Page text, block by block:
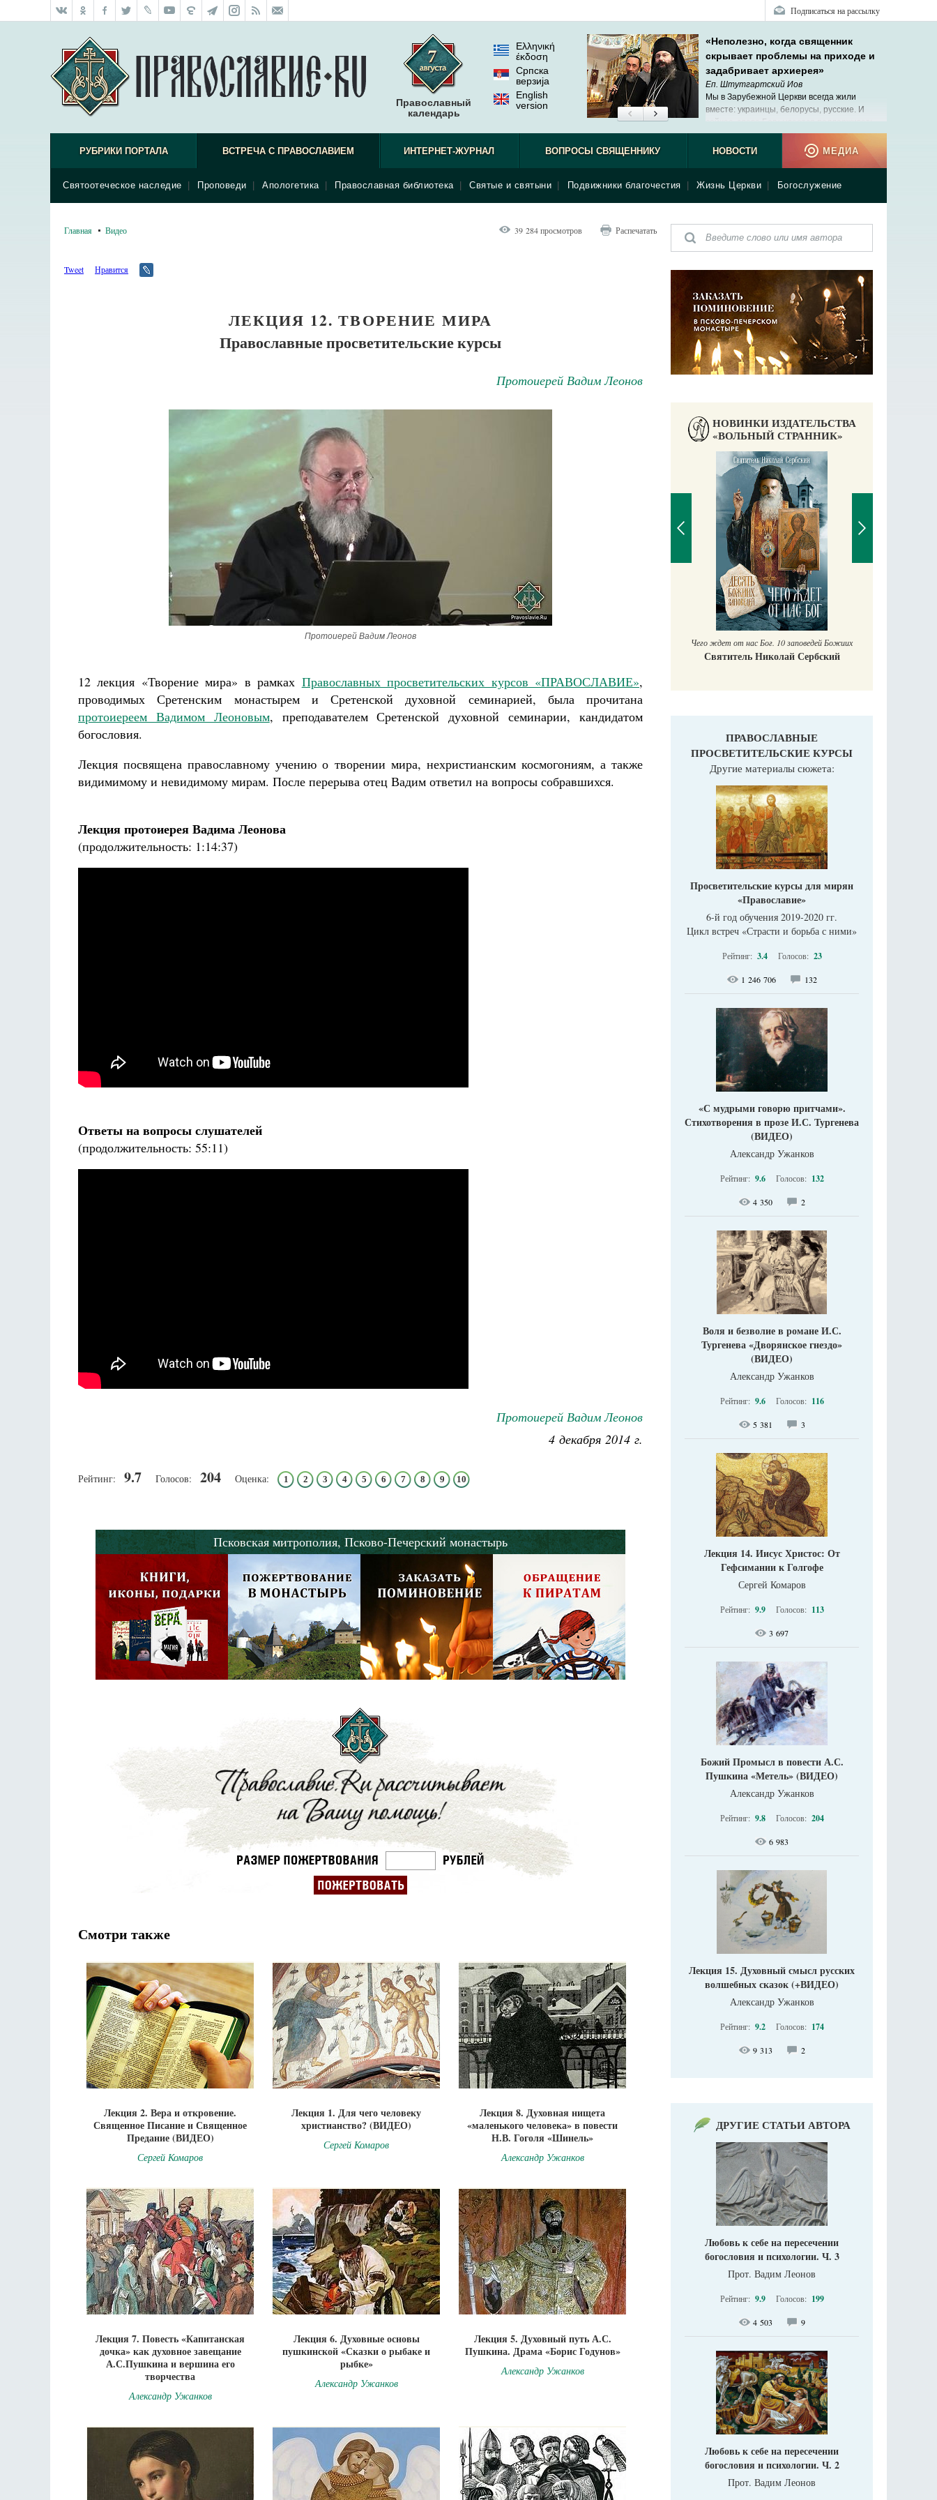
Подписаться на рассылку
Православный
календарь
Ελληνική
έκδοση
Српска
верзиjа
English
version
«Неполезно, когда священник
скрывает проблемы на приходе и
задабривает архиерея»
Еп. Штутгартский Иов
Мы в Зарубежной Церкви всегда жили
вместе: украинцы, белорусы, русские. И
эти теплые отношения.
РУБРИКИ ПОРТАЛА ВСТРЕЧА С ПРАВОСЛАВИЕМ
Святоотеческое наследие Проповеди Апологетика Православная библиотека Святые и святыни Подвижники благочестия Жизнь Церкви Богослужение
ИНТЕРНЕТ-ЖУРНАЛ ВОПРОСЫ СВЯЩЕННИКУ НОВОСТИ МЕДИА
Главная Видео 39 284 просмотров Распечатать
Tweet Нравится
ЛЕКЦИЯ 12. ТВОРЕНИЕ МИРА
Православные просветительские курсы
Протоиерей Вадим Леонов
Протоиерей Вадим Леонов
12 лекция «Творение мира» в рамках Православных просветительских курсов «ПРАВОСЛАВИЕ»,
проводимых Сретенским монастырем и Сретенской духовной семинарией, была прочитана
протоиереем Вадимом Леоновым, преподавателем Сретенской духовной семинарии, кандидатом
богословия.
Лекция посвящена православному учению о творении мира, нехристианским космогониям, а также
видимимому и невидимому мирам. После перерыва отец Вадим ответил на вопросы собравшихся.
Лекция протоиерея Вадима Леонова
(продолжительность: 1:14:37)
Ответы на вопросы слушателей
(продолжительность: 55:11)
Протоиерей Вадим Леонов
4 декабря 2014 г.
Рейтинг: 9.7 Голосов: 204 Оценка: 1 2 3 4 5 6 7 8 9 10
Псковская митрополия, Псково-Печерский монастырь
Смотри также
Лекция 2. Вера и откровение.
Священное Писание и Священное
Предание (ВИДЕО)
Сергей Комаров
Лекция 1. Для чего человеку
христианство? (ВИДЕО)
Сергей Комаров
Лекция 8. Духовная нищета
«маленького человека» в повести
Н.В. Гоголя «Шинель»
Александр Ужанков
Лекция 7. Повесть «Капитанская
дочка» как духовное завещание
А.С.Пушкина и вершина его
творчества
Александр Ужанков
Лекция 6. Духовные основы
пушкинской «Сказки о рыбаке и
рыбке»
Александр Ужанков
Лекция 5. Духовный путь А.С.
Пушкина. Драма «Борис Годунов»
Александр Ужанков
НОВИНКИ ИЗДАТЕЛЬСТВА
«ВОЛЬНЫЙ СТРАННИК»
Как найти своё место в жизни
Великомученик Георгий Победоносец. Научись у
Чего ждет от нас Бог. 10 заповедей Божиих
Святитель Николай Сербский
ПРАВОСЛАВНЫЕ
ПРОСВЕТИТЕЛЬСКИЕ КУРСЫ
Другие материалы сюжета:
Просветительские курсы для мирян
«Православие»
6-й год обучения 2019-2020 гг.
Цикл встреч «Страсти и борьба с ними»
Рейтинг: 3.4 Голосов: 23
1 246 706 132
«С мудрыми говорю притчами».
Стихотворения в прозе И.С. Тургенева
(ВИДЕО)
Александр Ужанков
Рейтинг: 9.6 Голосов: 132
4 350 2
Воля и безволие в романе И.С.
Тургенева «Дворянское гнездо»
(ВИДЕО)
Александр Ужанков
Рейтинг: 9.6 Голосов: 116
5 381 3
Лекция 14. Иисус Христос: От
Гефсимании к Голгофе
Сергей Комаров
Рейтинг: 9.9 Голосов: 113
3 697
Божий Промысл в повести А.С.
Пушкина «Метель» (ВИДЕО)
Александр Ужанков
Рейтинг: 9.8 Голосов: 204
6 983
Лекция 15. Духовный смысл русских
волшебных сказок (+ВИДЕО)
Александр Ужанков
Рейтинг: 9.2 Голосов: 174
9 313 2
ДРУГИЕ СТАТЬИ АВТОРА
Любовь к себе на пересечении
богословия и психологии. Ч. 3
Прот. Вадим Леонов
Рейтинг: 9.9 Голосов: 199
4 503 9
Любовь к себе на пересечении
богословия и психологии. Ч. 2
Прот. Вадим Леонов